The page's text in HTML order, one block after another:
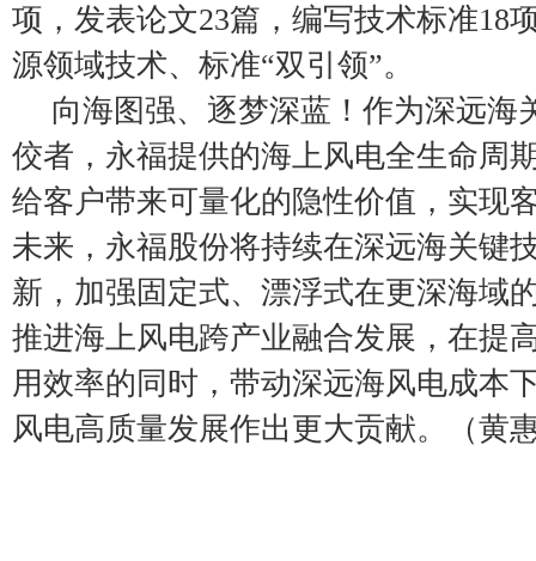
项，发表论文23篇，编写技术标准18
源领域技术、标准“双引领”。
向海图强、逐梦深蓝！作为深远海
佼者，永福提供的海上风电全生命周
给客户带来可量化的隐性价值，实现
未来，永福股份将持续在深远海关键
新，加强固定式、漂浮式在更深海域
推进海上风电跨产业融合发展，在提
用效率的同时，带动深远海风电成本
风电高质量发展作出更大贡献。（黄